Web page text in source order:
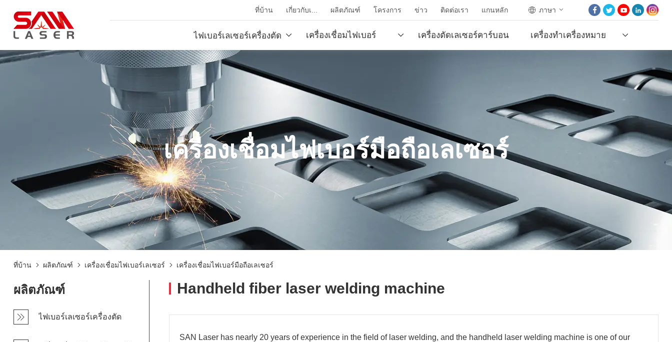
ภาษา
ที่บ้าน เกี่ยวกับเ... ผลิตภัณฑ์ โครงการ ข่าว ติดต่อเรา แกนหลัก
ไฟเบอร์เลเซอร์เครื่องตัด เครื่องเชื่อมไฟเบอร์ เครื่องตัดเลเซอร์คาร์บอน เครื่องทำเครื่องหมาย
ที่บ้าน
เกี่ยวกับเรา
โครงการ
ติดต่อเรา
แกนหลัก
เครื่องเชื่อมไฟเบอร์มือถือเลเซอร์
ที่บ้าน ผลิตภัณฑ์ เครื่องเชื่อมไฟเบอร์เลเซอร์ เครื่องเชื่อมไฟเบอร์มือถือเลเซอร์
ผลิตภัณฑ์
ไฟเบอร์เลเซอร์เครื่องตัด
Handheld fiber laser welding machine
SAN Laser has nearly 20 years of experience in the field of laser welding, and the handheld laser welding machine is one of our